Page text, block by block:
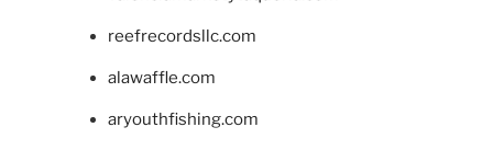
reefrecordsllc.com
alawaffle.com
aryouthfishing.com